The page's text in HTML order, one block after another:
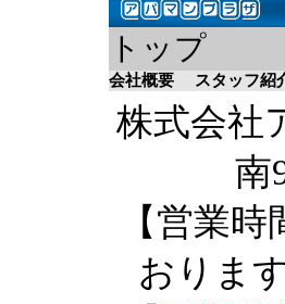
トップ
会社概要 スタッフ紹
株式会社
南
【営業
おります